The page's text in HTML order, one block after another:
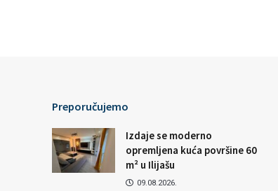
Preporučujemo
Izdaje se moderno
opremljena kuća površine 60
m² u Ilijašu
09.08.2026.